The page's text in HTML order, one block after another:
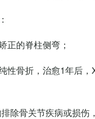
正的脊柱侧弯；
性骨折，治愈1年后
排除骨关节疾病或损伤